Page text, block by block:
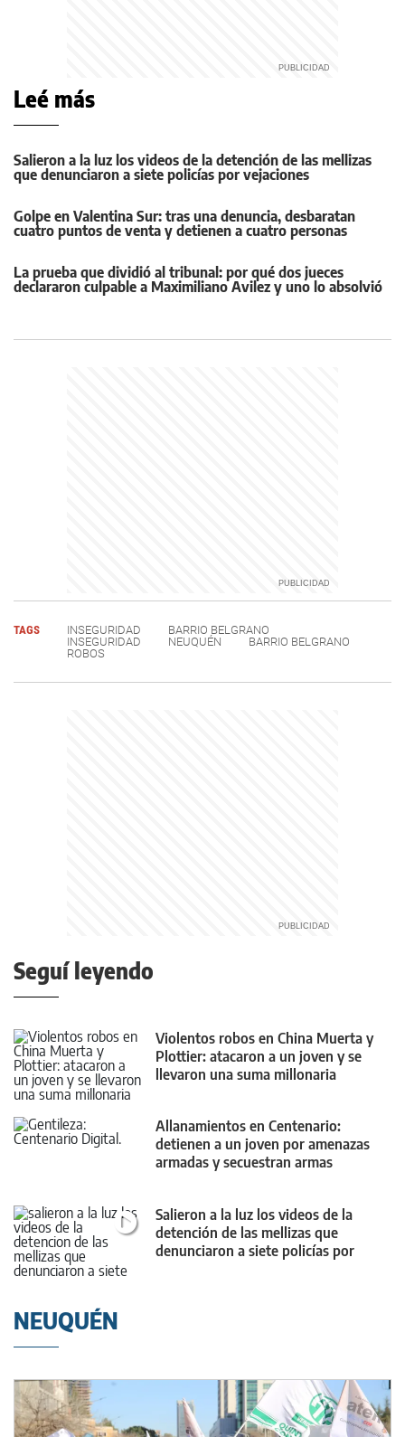
Leé más
Salieron a la luz los videos de la detención de las mellizas
que denunciaron a siete policías por vejaciones
Golpe en Valentina Sur: tras una denuncia, desbaratan
cuatro puntos de venta y detienen a cuatro personas
La prueba que dividió al tribunal: por qué dos jueces
declararon culpable a Maximiliano Avilez y uno lo absolvió
TAGS INSEGURIDAD
BARRIO BELGRANO
INSEGURIDAD
NEUQUÉN
BARRIO BELGRANO
ROBOS
Seguí leyendo
Violentos robos en China Muerta y
Plottier: atacaron a un joven y se
llevaron una suma millonaria
Allanamientos en Centenario:
detienen a un joven por amenazas
armadas y secuestran armas
Salieron a la luz los videos de la
detención de las mellizas que
denunciaron a siete policías por
NEUQUÉN